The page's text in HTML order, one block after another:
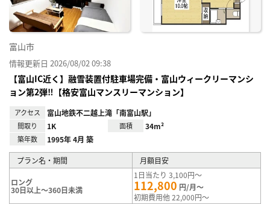
富山市
情報更新日 2026/08/02 09:38
【富山IC近く】融雪装置付駐車場完備・富山ウィークリーマンシ
ョン第2弾‼【格安富山マンスリーマンション】
アクセス 富山地鉄不二越上滝「南富山駅」
間取り 1K 面積 34m²
築年数 1995年 4月 築
プラン名・期間 月額目安
ロング
30日以上～360日未満
1日当たり 3,100円～
112,800 円/月～
初期費用他 22,000円～